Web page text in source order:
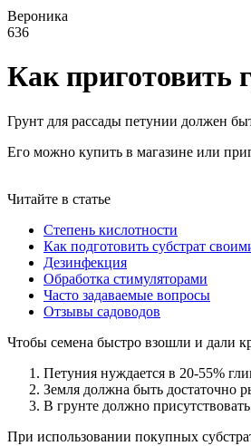
Вероника
636
Как приготовить
Грунт для рассады петунии должен
Его можно купить в магазине или
Читайте в статье
Степень кислотности
Как подготовить субстрат
Дезинфекция
Обработка стимуляторами
Часто задаваемые вопросы
Отзывы садоводов
Чтобы семена быстро взошли и дали
Петуния нуждается в 20-55%
Земля должна быть достаточно
В грунте должно
При использовании покупных